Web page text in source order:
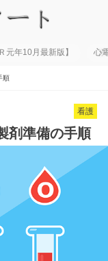
元年10月最新版】 心
順
看護
剤準備の手順